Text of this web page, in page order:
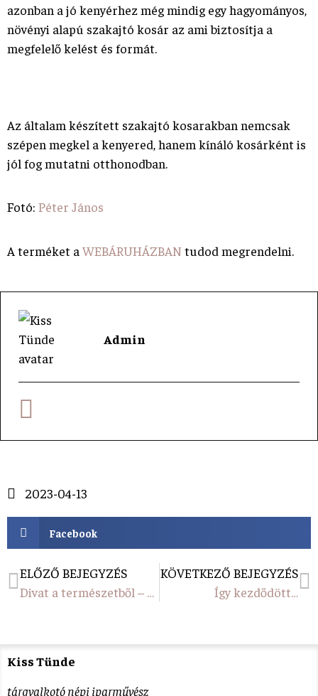
azonban a jó kenyérhez még mindig egy hagyományos,
növényi alapú szakajtó kosár az ami biztosítja a
megfelelő kelést és formát.
Az általam készített szakajtó kosarakban nemcsak
szépen megkel a kenyered, hanem kínáló kosárként is
jól fog mutatni otthonodban.
Fotó: Péter János
A terméket a WEBÁRUHÁZBAN tudod megrendelni.
Admin
2023-04-13
Facebook
ELŐZŐ BEJEGYZÉS
Divat a természetből – Hungarikum 2022 Táskavariációk
KÖVETKEZŐ BEJEGYZÉS
Így kezdődött…
Kiss Tünde
tárgyalkotó népi iparművész